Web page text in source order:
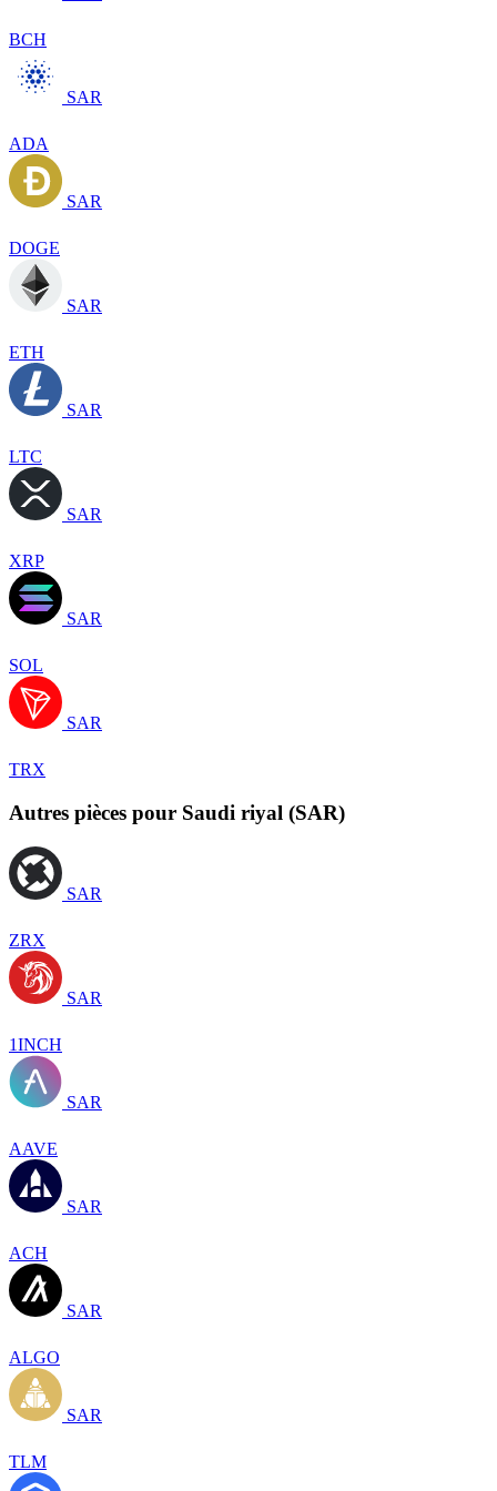
BCH
SAR
ADA
SAR
DOGE
SAR
ETH
SAR
LTC
SAR
XRP
SAR
SOL
SAR
TRX
Autres pièces pour Saudi riyal (SAR)
SAR
ZRX
SAR
1INCH
SAR
AAVE
SAR
ACH
SAR
ALGO
SAR
TLM